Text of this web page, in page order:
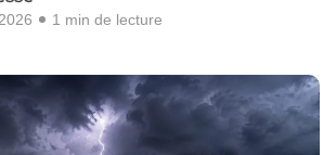
1 min de lecture